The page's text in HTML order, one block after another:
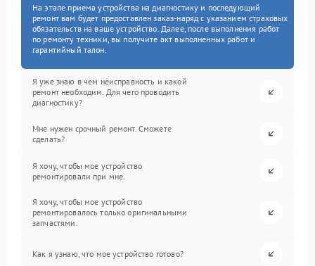
На этапе приема устройства на диагностику и последующий
ремонт вам будет предоставлен заказ-наряд с указанием страховых
обязательств на ваше устройство. Далее, после выполнения работ
по ремонту техники, вы получите акт выполненных работ и
гарантийный талон.
Я уже знаю в чем неисправность и какой
ремонт необходим. Для чего проводить
диагностику?
Мне нужен срочный ремонт. Сможете
сделать?
Я хочу, чтобы мое устройство
ремонтировали при мне.
Я хочу, чтобы мое устройство
ремонтировалось только оригинальными
запчастями.
Как я узнаю, что мое устройство готово?